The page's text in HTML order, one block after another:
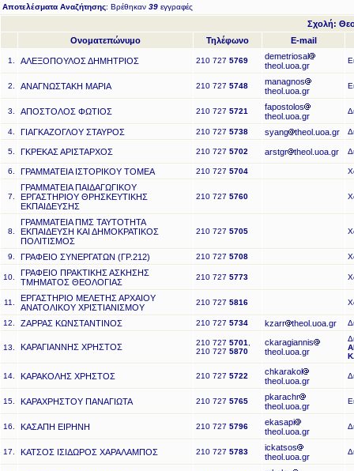
Αποτελέσματα Αναζήτησης: Βρέθηκαν 39 εγγραφές
Σχολή:
Ονοματεπώνυμο
Τηλέφωνο E-mail
1. ΑΛΕΞΟΠΟΥΛΟΣ ΔΗΜΗΤΡΙΟΣ 210 727 5769
demetriosal
theol.uoa.gr
2. ΑΝΑΓΝΩΣΤΑΚΗ ΜΑΡΙΑ 210 727 5748
managnos
theol.uoa.gr
3. ΑΠΟΣΤΟΛΟΣ ΦΩΤΙΟΣ 210 727 5721
fapostolos
theol.uoa.gr
4. ΓΙΑΓΚΑΖΟΓΛΟΥ ΣΤΑΥΡΟΣ 210 727 5738 syang theol.uoa.gr
5. ΓΚΡΕΚΑΣ ΑΡΙΣΤΑΡΧΟΣ 210 727 5702 arstgr theol.uoa.gr
6. ΓΡΑΜΜΑΤΕΙΑ ΙΣΤΟΡΙΚΟΥ ΤΟΜΕΑ 210 727 5704
7.
ΓΡΑΜΜΑΤΕΙΑ ΠΑΙΔΑΓΩΓΙΚΟΥ
ΕΡΓΑΣΤΗΡΙΟΥ ΘΡΗΣΚΕΥΤΙΚΗΣ
ΕΚΠΑΙΔΕΥΣΗΣ
210 727 5760
8.
ΓΡΑΜΜΑΤΕΙΑ ΠΜΣ ΤΑΥΤΟΤΗΤΑ
ΕΚΠΑΙΔΕΥΣΗ ΚΑΙ ΔΗΜΟΚΡΑΤΙΚΟΣ
ΠΟΛΙΤΙΣΜΟΣ
210 727 5705
9. ΓΡΑΦΕΙΟ ΣΥΝΕΡΓΑΤΩΝ (ΓΡ.212) 210 727 5708
10.
ΓΡΑΦΕΙΟ ΠΡΑΚΤΙΚΗΣ ΑΣΚΗΣΗΣ
ΤΜΗΜΑΤΟΣ ΘΕΟΛΟΓΙΑΣ
210 727 5773
11.
ΕΡΓΑΣΤΗΡΙΟ ΜΕΛΕΤΗΣ ΑΡΧΑΙΟΥ
ΑΝΑΤΟΛΙΚΟΥ ΧΡΙΣΤΙΑΝΙΣΜΟΥ
210 727 5816
12. ΖΑΡΡΑΣ ΚΩΝΣΤΑΝΤΙΝΟΣ 210 727 5734 kzarr theol.uoa.gr
13. ΚΑΡΑΓΙΑΝΝΗΣ ΧΡΗΣΤΟΣ 210 727 5701
210 727 5870
ckaragiannis
theol.uoa.gr
14. ΚΑΡΑΚΟΛΗΣ ΧΡΗΣΤΟΣ 210 727 5722
chkarakol
theol.uoa.gr
15. ΚΑΡΑΧΡΗΣΤΟΥ ΠΑΝΑΓΙΩΤΑ 210 727 5765
pkarachr
theol.uoa.gr
16. ΚΑΣΑΠΗ ΕΙΡΗΝΗ 210 727 5796
ekasapi
theol.uoa.gr
17. ΚΑΤΣΟΣ ΙΣΙΔΩΡΟΣ ΧΑΡΑΛΑΜΠΟΣ 210 727 5783
ickatsos
theol.uoa.gr